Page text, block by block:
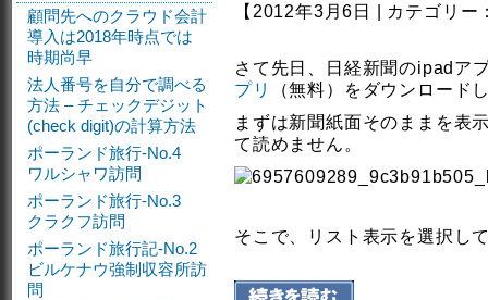
【2012年3月6日 | カテゴリー
さて先日、日経新聞のipadア
プリ
（無料）をダウンロード
まずは新聞紙面そのままを表
て読めません。
そこで、リスト表示を選択し
顧問先へのクラウド会計
導入は2018年時点では
時期尚早
法人番号を自分で調べる
方法 – チェックデジット
(check digit)の計算方法
ポーランド旅行-No.4
ワルシャワ訪問
ポーランド旅行-No.3
クラクフ訪問
ポーランド旅行記-No.2
ビルケナウ強制収容所訪
問